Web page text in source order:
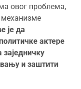
овог проблема,
механизме
је да
актере
и заштити